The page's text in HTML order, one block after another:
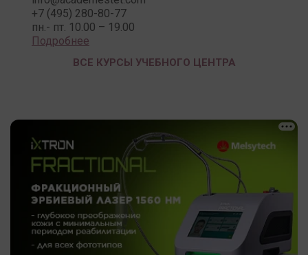
+7 (495) 280-80-77
пн.- пт. 10.00 – 19.00
Подробнее
ВСЕ КУРСЫ УЧЕБНОГО ЦЕНТРА